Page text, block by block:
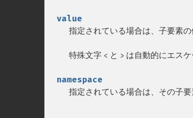
value
指定されている場合は、子要素の
特殊文字 < と > は自動的にエス
namespace
指定されている場合は、その子要